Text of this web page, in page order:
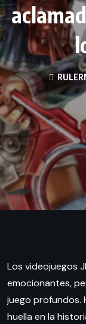
Los videojuegos
emocionantes,
juego profundos.
huella en la